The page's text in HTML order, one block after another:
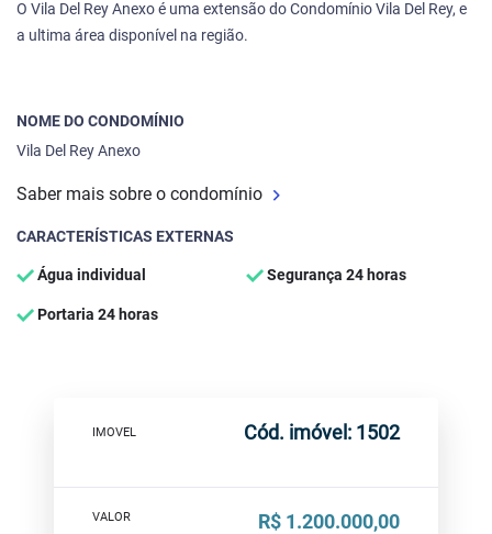
O Vila Del Rey Anexo é uma extensão do Condomínio Vila Del Rey, e
a ultima área disponível na região.
NOME DO CONDOMÍNIO
Vila Del Rey Anexo
Saber mais sobre o condomínio
CARACTERÍSTICAS EXTERNAS
Água individual Segurança 24 horas
Portaria 24 horas
IMOVEL Cód. imóvel: 1502
VALOR R$ 1.200.000,00